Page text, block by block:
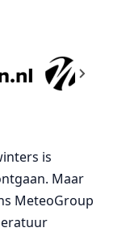
is
Maar
MeteoGroup